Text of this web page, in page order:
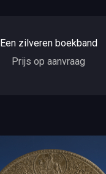
Een zilveren boekband
Prijs op aanvraag